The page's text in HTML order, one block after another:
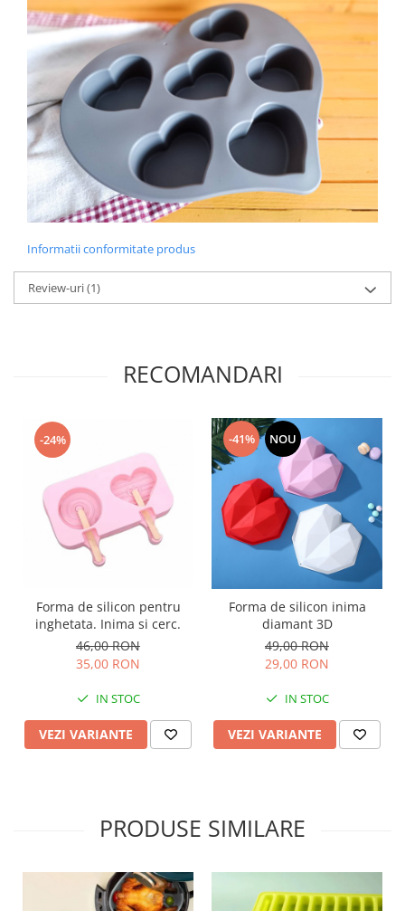
Informatii conformitate produs
Review-uri(1)
RECOMANDARI
-24%
Forma de silicon pentru
inghetata. Inima si cerc.
46,00 RON
35,00 RON
IN STOC
VEZI VARIANTE
-41% NOU
Forma de silicon inima
diamant 3D
49,00 RON
29,00 RON
IN STOC
VEZI VARIANTE
PRODUSE SIMILARE